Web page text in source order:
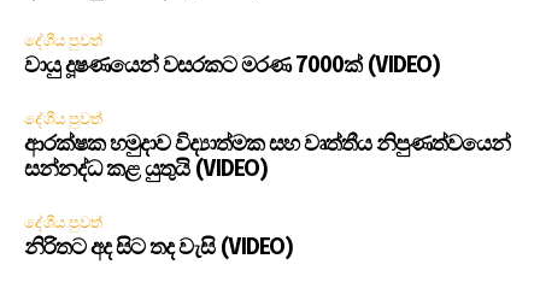
දේශීය පුවත්
වායු දූෂණයෙන් වසරකට මරණ 7000ක් (VIDEO)
දේශීය පුවත්
ආරක්ෂක හමුදාව විද්‍යාත්මක සහ වෘත්තීය නිපුණත්වයෙන්
සන්නද්ධ කළ යුතුයි (VIDEO)
දේශීය පුවත්
නිරිතට අද සිට තද වැසි (VIDEO)